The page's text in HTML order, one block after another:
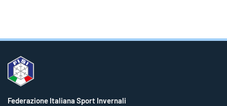
Federazione Italiana Sport Invernali